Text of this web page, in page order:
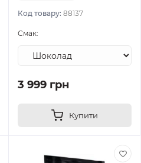
Код товару: 88137
Смак:
3 999 грн
Купити